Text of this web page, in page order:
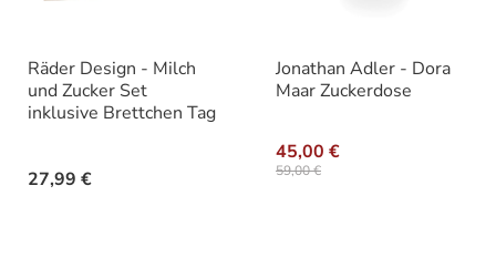
Räder Design - Milch
und Zucker Set
inklusive Brettchen Tag
27,99 €
Jonathan Adler - Dora
Maar Zuckerdose
45,00 €
59,00 €